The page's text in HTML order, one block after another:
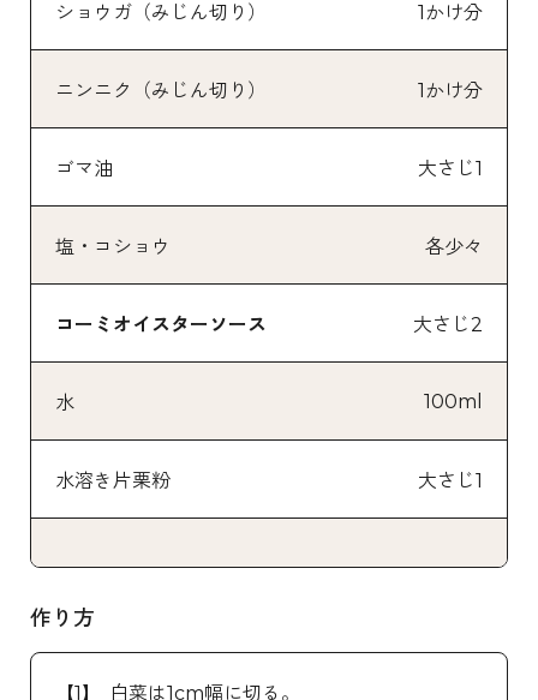
ショウガ（みじん切り） 1かけ分
ニンニク（みじん切り） 1かけ分
ゴマ油 大さじ1
塩・コショウ 各少々
コーミオイスターソース 大さじ2
水 100ml
水溶き片栗粉 大さじ1
作り方
白菜は1cm幅に切る。